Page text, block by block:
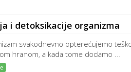
i detoksikacije organizma
svakodnevno opterećujemo
hranom, a kada tome dodamo ...